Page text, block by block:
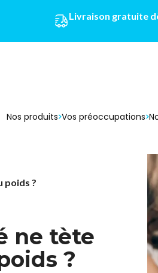
Livraison gratuite
Nos produits Vos préoccupations
poids ?
ne tète
?